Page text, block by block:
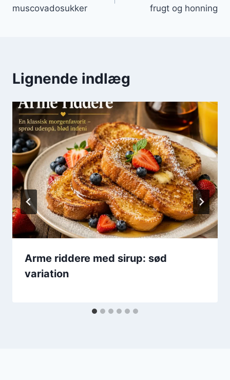
muscovadosukker
frugt og honning
Lignende indlæg
Arme riddere med sirup: sød
variation